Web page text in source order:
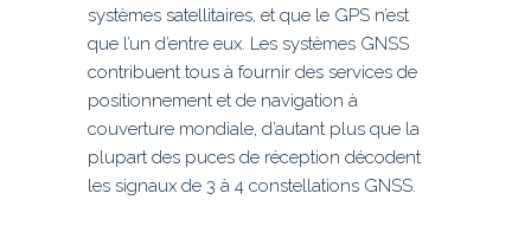
systèmes satellitaires, et que le GPS n’est
que l’un d’entre eux. Les systèmes GNSS
contribuent tous à fournir des services de
positionnement et de navigation à
couverture mondiale, d’autant plus que la
plupart des puces de réception décodent
les signaux de 3 à 4 constellations GNSS.